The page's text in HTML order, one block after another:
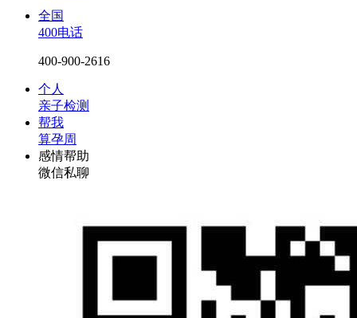
全国
400电话
400-900-2616
个人
亲子检测
帮我
算孕周
感情帮助
微信私聊